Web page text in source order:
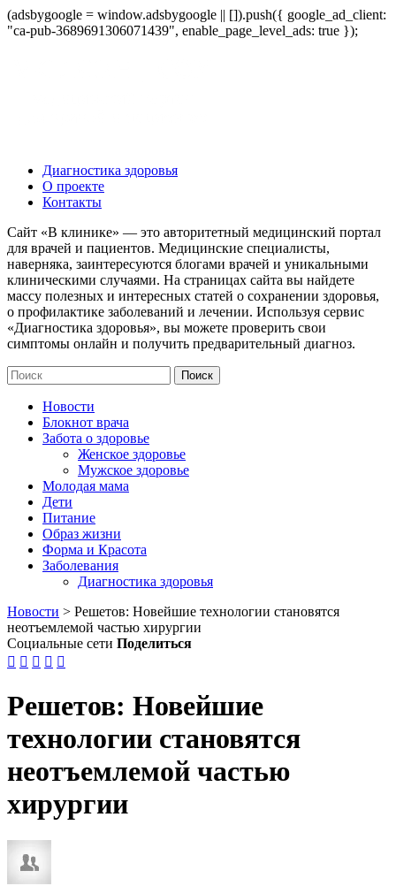
(adsbygoogle = window.adsbygoogle || []).push({ google_ad_client:
"ca-pub-3689691306071439", enable_page_level_ads: true });
Диагностика здоровья
О проекте
Контакты
Сайт «В клинике» — это авторитетный медицинский портал
для врачей и пациентов. Медицинские специалисты,
наверняка, заинтересуются блогами врачей и уникальными
клиническими случаями. На страницах сайта вы найдете
массу полезных и интересных статей о сохранении здоровья,
о профилактике заболеваний и лечении. Используя сервис
«Диагностика здоровья», вы можете проверить свои
симптомы онлайн и получить предварительный диагноз.
Новости
Блокнот врача
Забота о здоровье
Женское здоровье
Мужское здоровье
Молодая мама
Дети
Питание
Образ жизни
Форма и Красота
Заболевания
Диагностика здоровья
Новости > Решетов: Новейшие технологии становятся
неотъемлемой частью хирургии
Социальные сети Поделиться
    
Решетов: Новейшие
технологии становятся
неотъемлемой частью
хирургии